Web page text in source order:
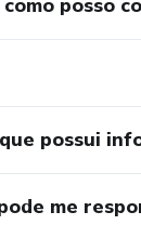
possui
me